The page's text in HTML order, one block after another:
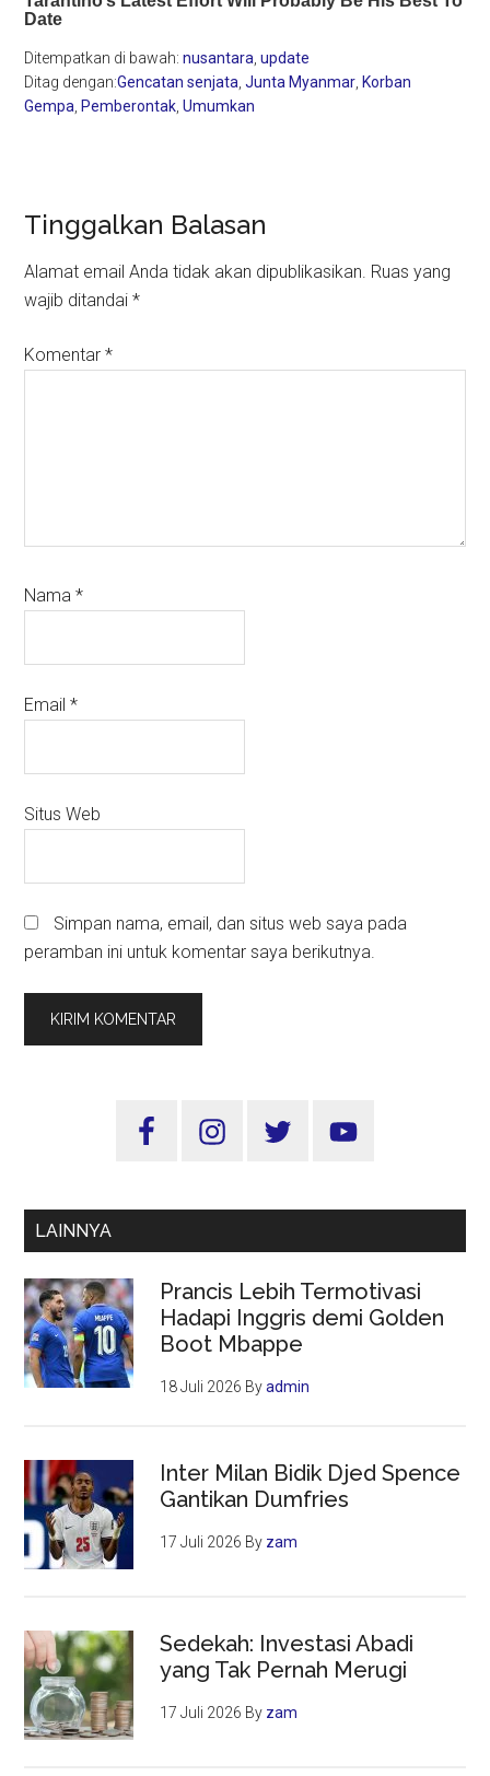
Ditempatkan di bawah:nusantara ,update
Ditag dengan:Gencatan senjata ,Junta Myanmar Korban
Gempa Pemberontak ,Umumkan
Reader
Interactions
Tinggalkan Balasan
Alamat email Anda tidak akan dipublikasikan. Ruas yang
wajib ditandai*
Komentar*
Nama*
Email*
Situs Web
Simpan nama, email, dan situs web saya pada
peramban ini untuk komentar saya berikutnya.
Sidebar
LAINNYA
Prancis Lebih Termotivasi
Hadapi Inggris demi Golden
Boot Mbappe
18 Juli 2026 Byadmin
Inter Milan Bidik Djed Spence
Gantikan Dumfries
17 Juli 2026 By zam
Sedekah: Investasi Abadi
yang Tak Pernah Merugi
17 Juli 2026 By zam